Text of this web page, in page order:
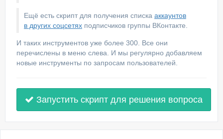
Ещё есть скрипт для получения списка аккаунтов
в других соцсетях подписчиков группы ВКонтакте.
И таких инструментов уже более 300. Все они
перечислены в меню слева. И мы регулярно добавляем
новые инструменты по запросам пользователей.
Запустить скрипт для решения вопроса